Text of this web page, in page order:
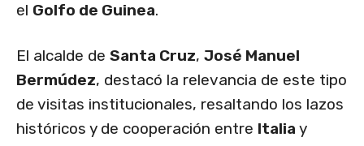
el Golfo de Guinea.
El alcalde de Santa Cruz, José Manuel
Bermúdez, destacó la relevancia de este tipo
de visitas institucionales, resaltando los lazos
históricos y de cooperación entre Italia y